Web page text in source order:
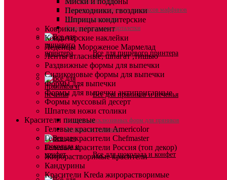
Украшения и инструмент для кексов маффинов
Упаковка для кексов
Формы бумажные тарталетки
Все для пищевого принтера
Все для пряников и печенья
3д печать эксклюзивных форм для пряников
Формы для пряников
Все для шоколада и конфет
Переходники, гвоздики
Шприцы кондитерские
Коврики, пергамент
Кондитерские наклейки
Леденцы Мороженое Мармелад
Ленты атласные, шпагат ,тишью
Раздвижные формы для выпечки
Силиконовые формы для выпечки
Формы для выпечки
Формы для выпечки антипригарные
Формы муссовый десерт
Шпателя ножи столики
Красители пищевые
Гелевые красители Americolor
Гелевые красители Chefmaster
Гелевые красители Россия (топ декор)
Жирорастворимые красители
Кандурины
Красители Kreda жирорастворимые